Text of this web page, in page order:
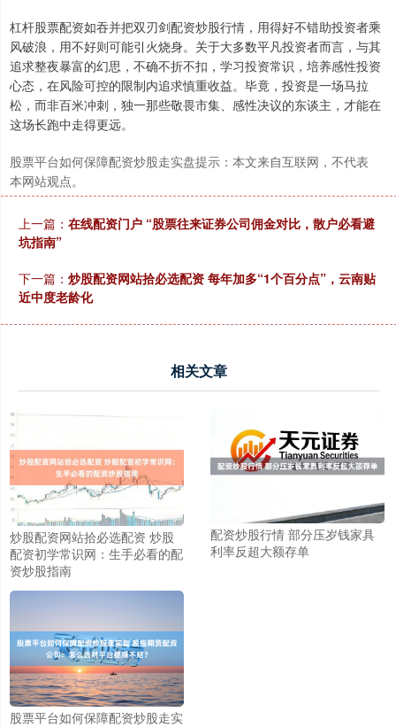
杠杆股票配资如吞并把双刃剑配资炒股行情，用得好不错助投资者乘
风破浪，用不好则可能引火烧身。关于大多数平凡投资者而言，与其
追求整夜暴富的幻思，不确不折不扣，学习投资常识，培养感性投资
心态，在风险可控的限制内追求慎重收益。毕竟，投资是一场马拉
松，而非百米冲刺，独一那些敬畏市集、感性决议的东谈主，才能在
这场长跑中走得更远。
股票平台如何保障配资炒股走实盘提示：本文来自互联网，不代表
本网站观点。
上一篇： 在线配资门户 “股票往来证券公司佣金对比，散户必看避
坑指南”
下一篇： 炒股配资网站拾必选配资 每年加多“1个百分点”，云南贴
近中度老龄化
相关文章
炒股配资网站拾必选配资 炒股
配资初学常识网：生手必看的配
资炒股指南
配资炒股行情 部分压岁钱家具
利率反超大额存单
股票平台如何保障配资炒股走实